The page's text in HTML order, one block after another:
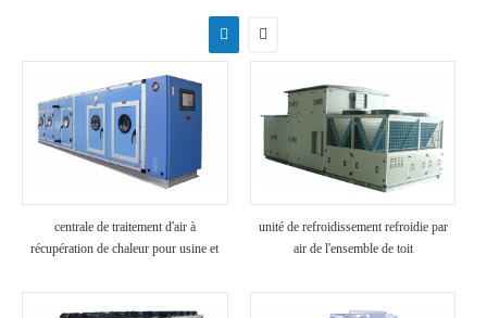
centrale de traitement d'air à
récupération de chaleur pour usine et
unité de refroidissement refroidie par
air de l'ensemble de toit